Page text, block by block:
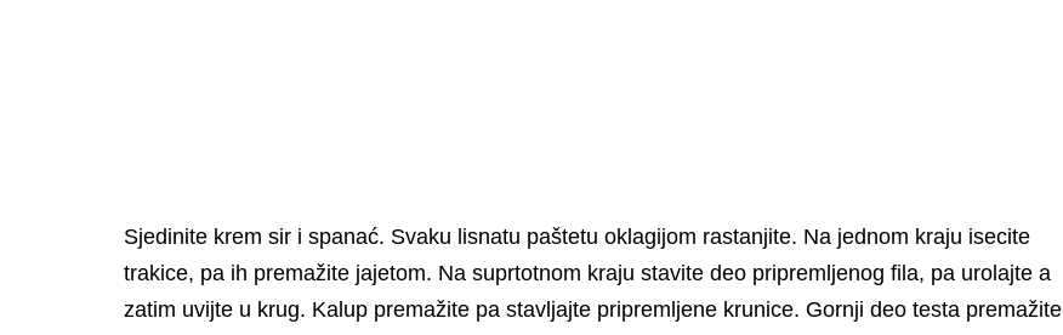
Sjedinite krem sir i spanać. Svaku lisnatu paštetu oklagijom rastanjite. Na jednom kraju isecite
trakice, pa ih premažite jajetom. Na suprtotnom kraju stavite deo pripremljenog fila, pa urolajte a
zatim uvijte u krug. Kalup premažite pa stavljajte pripremljene krunice. Gornji deo testa premažite